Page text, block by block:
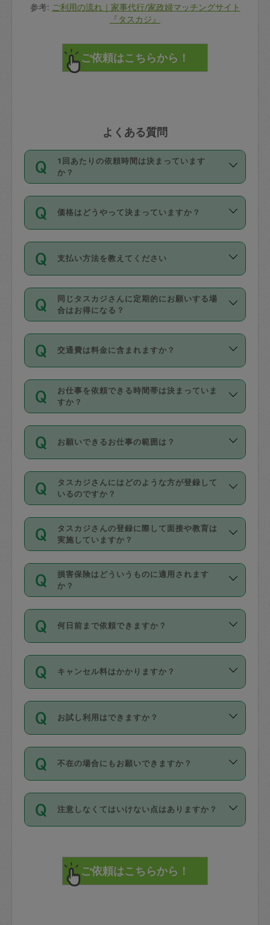
参考: ご利用の流れ｜家事代行/家政婦マッチングサイト
『タスカジ』
よくある質問
1回あたりの依頼時間は決まっています
か？
依頼1回につき3時間固定です。3時間を
超えて依頼したい場合は、延長機能をご
利用ください。機能をご利用いただくに
の上事前申請することが必要です。な
お、3時間を下回っても、値引き等はござ
いません。
価格はどうやって決まっていますか？
11種類の価格帯の中からタスカジさん自
身が価格を選んで設定しています。
タスカジさんの価格設定には最初は制限
があり、レビュー件数、レビューの平均
値、などで除々に設定可能な最高額が上
がっていく仕組みになっています。
支払い方法を教えてください
お支払方法はクレジットカード（Visa／
Master／JCB／AMERICAN EXPRESS／
Diners Club）のみとなります。
を行う際にご入力ください。プロフィー
ル登録時にはご入力いただかなくても大
丈夫です。
デビットカード・プリペイドカード（Vプ
リカ、au WALLETなど）は支払にはご利
銀行振込や現金払いも対応していませ
なお、タスカジさんの交通費も、依頼料
金のご請求と合わせてお支払いとなりま
動計算で表示されます。
同じタスカジさんに定期的にお願いする場
合はお得になる？
依頼には「スポット」と「定期（毎週｜
隔週）」があり、「定期」の依頼は「ス
ポット」よりお得な料金でご利用できま
す。
定期の最低利用回数は設けていない代わ
りに、一定数を超えたキャンセルは有償
（例：毎週定期の場合は３回以上のキャ
ンセルが有償（1200円、隔週定期の場合
は２回以上のキャンセルが有償（1200
交通費は料金に含まれますか？
交通費は依頼料金とは別途発生し、依頼
料金のご請求と合わせてお支払いとなり
ます。交通費の金額は「依頼の詳細」に
お仕事を依頼できる時間帯は決まっていま
すか？
時間帯は3種類あります。いずれも１回あ
たり３時間です。
・ＡＭ ９時～１２時
・ＰＭ １３時～１６時
・夜 １８時～２１時
開始時間を２時間前後変更することが可
能です。依頼送信後、個別にタスカジさ
んにメッセージを送り調整してくださ
い。ただし、２時間を越えての調整はで
時間も被らない場合、損害保険の対象外
お願いできるお仕事の範囲は？
掃除、整理収納、洗濯、買い物、料理、
作り置きです。タスカジさんによってで
きる仕事の範囲が異なりますので、依頼
する前にタスカジさんのプロフィールで
確認してください。
基本的に、高所での作業や危険作業、屋
外での作業は対象外です。
タスカジさんにはどのような方が登録して
いるのですか？
主婦として長年の家事経験をお持ちの
方、栄養士・調理師といった資格者で保
育園や学校の給食やレストランで料理関
係の専門職に従事されていた方、日本で
すでにハウスキーパーや英語の先生とし
てお仕事をしているフィリピン出身の
社員など様々なバックグラウンドの方が
登録しています。
日本語も話せる方など様々です。
ールに記載していますので、各自の得意
を依頼してください。
タスカジさんの登録に際して面接や教育は
実施していますか？
応募の際に、各自事務局との面接と説明
を行っています。その後、身分証明書の
写真提出をしていただいています。外国
確認しています。タスカジさんトレーニ
ング動画を使ったセルフトレーニングの
現場トライアルを受け、合格したタスカ
ジさんが活動されています。
※テストセンターの講評は１件目のレビュ
参考
【詳細】タスカジさんの登録に際
損害保険はどういうものに適用されます
か？
依頼者とタスカジさんとの間でタスカジ
を通して成立した作業時間内での作業に
適用されます。作業範囲は、掃除、洗
です。作業中に物を壊したり、人にけが
をさせたりした場合が対象で、補償金額
す。
写真を撮り、
詳細FAQ：
損害賠償保険について教えて
何日前まで依頼できますか？
ご依頼は、現在を起点に3日後（72時間
以降）の日時から受付可能となっていま
す。
タスカジさんへ「募集」をかけることが
可能です。
キャンセル料はかかりますか？
キャンセル料には、以下の2種類がありま
す。
1. 直前キャンセル（定期、スポット契約
共通）
72時間を超える※と、以下のキャンセル
料が発生します。
直前キャンセル料：
72時間前〜24時間前＝依頼料金の50%
お試し利用はできますか？
「お試し利用」というメニューはありま
せんが、「一回のみ」依頼を活用するこ
とによって、気に入ったタスカジさんを
まず、条件の合う気になるタスカジさ
みてください。
その後、一番気に入ったタスカジさんに
不在の場合にもお願いできますか？
不在の場合の作業はタスカジさんの同意
が必要です。数回の依頼ののち、タスカ
ジさんと依頼者の間で十分な信頼関係が
てください。
不在時に部屋に入るためにタスカジさん
注意しなくてはいけない点はありますか？
で、必ず鍵のかかるロッカーや金庫に入
れて依頼者の責任の元管理するよう心掛
けてください。